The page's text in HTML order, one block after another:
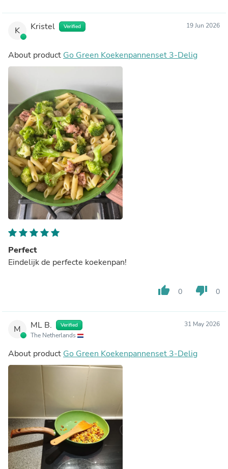
K Kristel Verified 19 Jun 2026
About product Go Green Koekenpannenset 3-Delig
Perfect
Eindelijk de perfecte koekenpan!
thumb_up 0 thumb_down 0
M ML B. Verified
The Netherlands
31 May 2026
About product Go Green Koekenpannenset 3-Delig